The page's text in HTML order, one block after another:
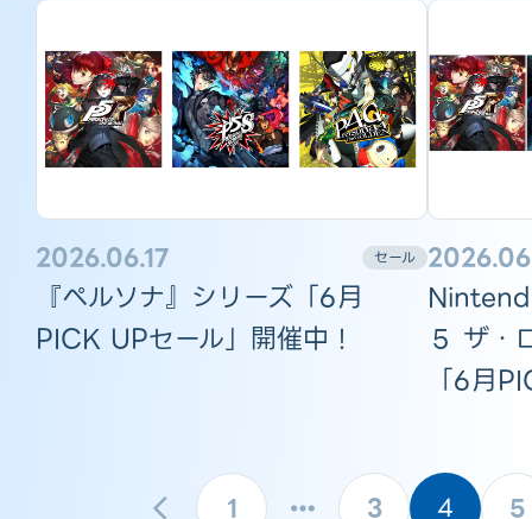
2026.06.17 セール
『ペルソナ』シリーズ「6月
PICK UPセール」開催中！
５ ザ・
「6月
1 3 4 5